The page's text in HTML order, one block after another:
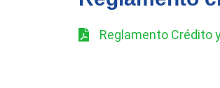
Reglamento Crédito